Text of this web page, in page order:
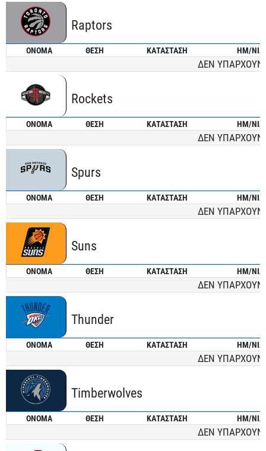
Raptors
ONOMA ΘΕΣΗ ΚΑΤΑΣΤΑΣΗ ΗΜ/ΝΙΑ
ΔΕΝ ΥΠΑΡΧΟΥΝ
Rockets
ONOMA ΘΕΣΗ ΚΑΤΑΣΤΑΣΗ ΗΜ/ΝΙΑ
ΔΕΝ ΥΠΑΡΧΟΥΝ
Spurs
ONOMA ΘΕΣΗ ΚΑΤΑΣΤΑΣΗ ΗΜ/ΝΙΑ
ΔΕΝ ΥΠΑΡΧΟΥΝ
Suns
ONOMA ΘΕΣΗ ΚΑΤΑΣΤΑΣΗ ΗΜ/ΝΙΑ
ΔΕΝ ΥΠΑΡΧΟΥΝ
Thunder
ONOMA ΘΕΣΗ ΚΑΤΑΣΤΑΣΗ ΗΜ/ΝΙΑ
ΔΕΝ ΥΠΑΡΧΟΥΝ
Timberwolves
ONOMA ΘΕΣΗ ΚΑΤΑΣΤΑΣΗ ΗΜ/ΝΙΑ
ΔΕΝ ΥΠΑΡΧΟΥΝ